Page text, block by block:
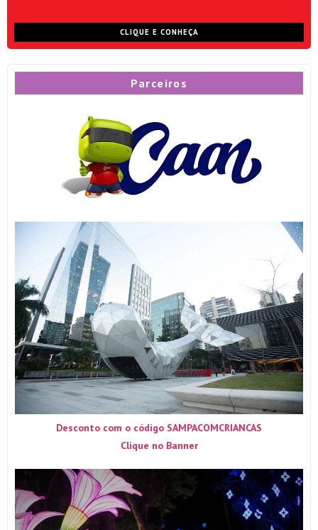
CLIQUE E CONHEÇA
Parceiros
Desconto com o código SAMPACOMCRIANCAS
Clique no Banner